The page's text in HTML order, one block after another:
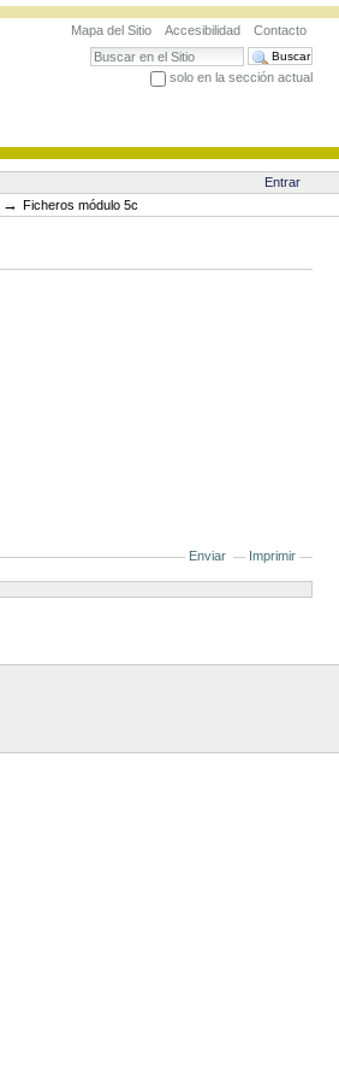
Mapa del Sitio Accesibilidad
Contacto
Buscar
solo en la sección actual
Entrar
→Ficheros módulo 5c
Enviar Imprimir